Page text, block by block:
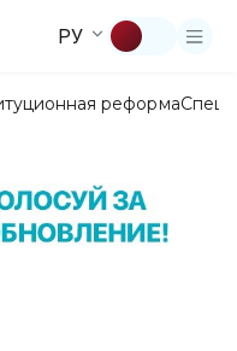
РУ
реформа